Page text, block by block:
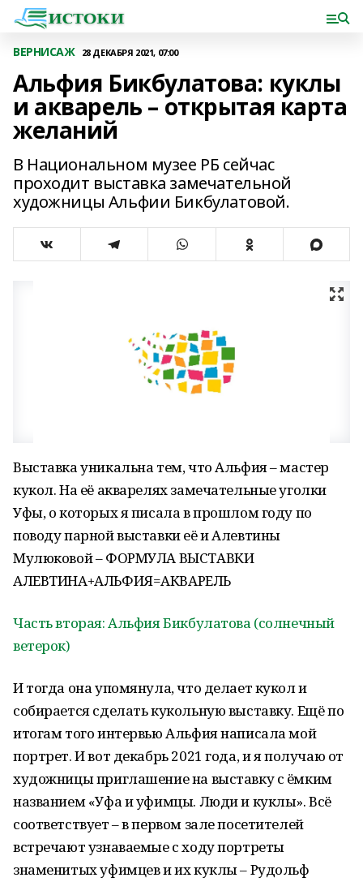
ВЕРНИСАЖ 28 ДЕКАБРЯ 2021, 07:00
Альфия Бикбулатова: куклы
и акварель – открытая карта
желаний
В Национальном музее РБ сейчас
проходит выставка замечательной
художницы Альфии Бикбулатовой.
Выставка уникальна тем, что Альфия – мастер
кукол. На её акварелях замечательные уголки
Уфы, о которых я писала в прошлом году по
поводу парной выставки её и Алевтины
Мулюковой – ФОРМУЛА ВЫСТАВКИ
АЛЕВТИНА+АЛЬФИЯ=АКВАРЕЛЬ
Часть вторая: Альфия Бикбулатова (солнечный
ветерок)
И тогда она упомянула, что делает кукол и
собирается сделать кукольную выставку. Ещё по
итогам того интервью Альфия написала мой
портрет. И вот декабрь 2021 года, и я получаю от
художницы приглашение на выставку с ёмким
названием «Уфа и уфимцы. Люди и куклы». Всё
соответствует – в первом зале посетителей
встречают узнаваемые с ходу портреты
знаменитых уфимцев и их куклы – Рудольф